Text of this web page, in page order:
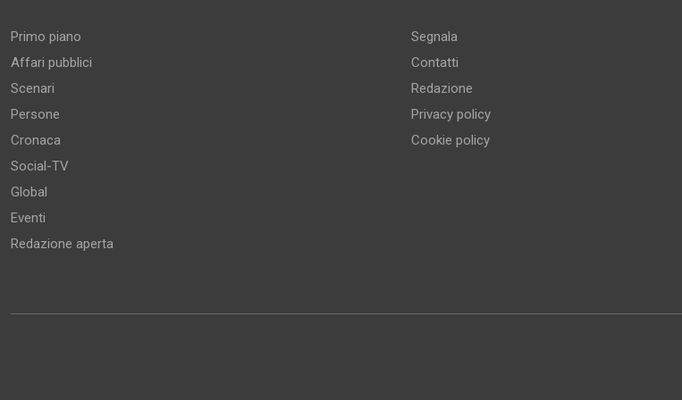
Primo piano
Affari pubblici
Scenari
Persone
Cronaca
Social-TV
Global
Eventi
Redazione aperta
Segnala
Contatti
Redazione
Privacy policy
Cookie policy